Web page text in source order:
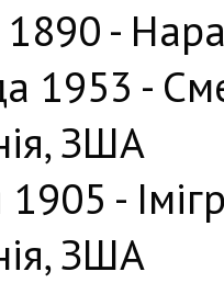
-
1953 -
ЗША
-
ЗША